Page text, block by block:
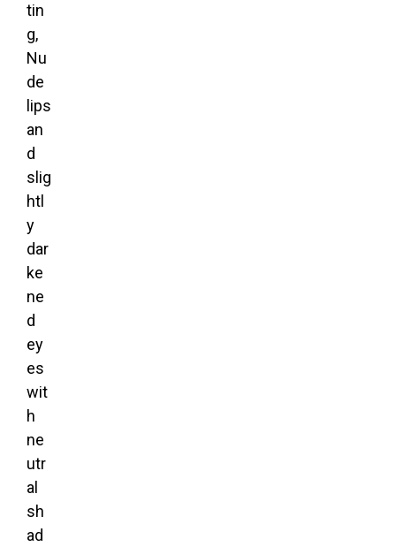
tin
g,
Nu
de
lips
an
d
slig
htl
y
dar
ke
ne
d
ey
es
wit
h
ne
utr
al
sh
ad